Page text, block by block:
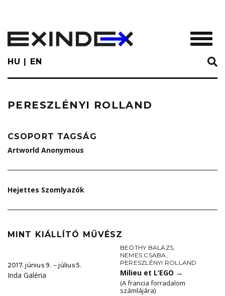
main
content
HU EN
PERESZLÉNYI ROLLAND
CSOPORT TAGSÁG
Artworld Anonymous
Hejettes Szomlyazók
MINT KIÁLLÍTÓ MŰVÉSZ
2017. június 9. ‒ július 5.
Inda Galéria
BEÖTHY BALÁZS,
NEMES CSABA,
PERESZLÉNYI ROLLAND
Milieu et L’EGO →
(A francia forradalom
számlájára)